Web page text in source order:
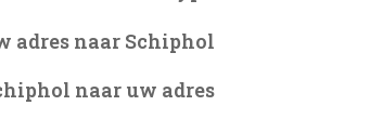
adres naar Schiphol
naar uw adres